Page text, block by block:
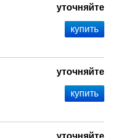
уточняйте
уточняйте
уточняйте